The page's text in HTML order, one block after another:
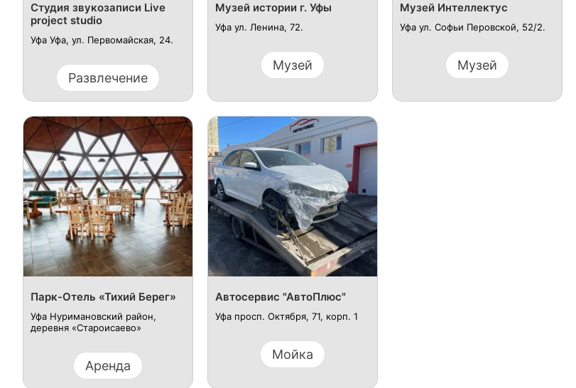
Студия звукозаписи Live
project studio
Уфа Уфа, ул. ​Первомайская, 24.
Развлечение
Музей истории г. Уфы
Уфа ул. ​Ленина, 72.
Музей
Музей Интеллектус
Уфа ул. Софьи Перовской, 52/2.
Музей
Парк-Отель «Тихий Берег»
Уфа Нуримановский район,
деревня «Староисаево»
Аренда
Автосервис "АвтоПлюс"
Уфа просп. Октября, 71, корп. 1
Мойка